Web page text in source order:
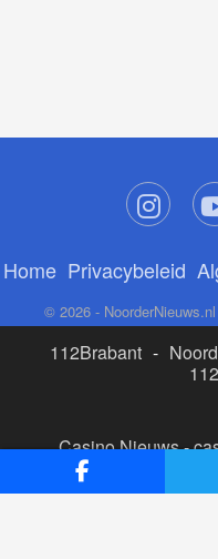
Home Privacybeleid
© 2026 -
112Brabant -
Casino Nieuws-
buitenlandse site